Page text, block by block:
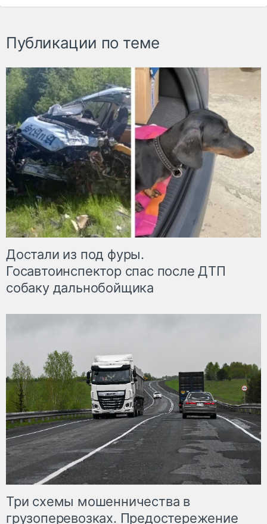
Публикации по теме
Достали из под фуры.
Госавтоинспектор спас после ДТП
собаку дальнобойщика
Три схемы мошенничества в
грузоперевозках. Предостережение